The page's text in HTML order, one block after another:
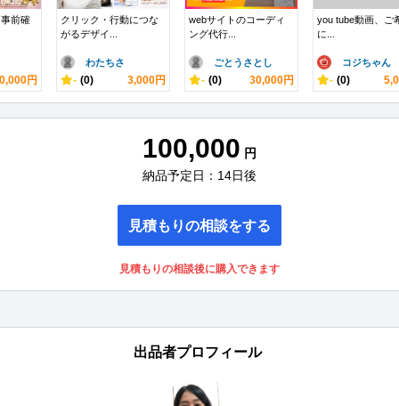
前確
円
クリック・行動につな
がるデザイ...
わたちさ
- (0) 3,000円
webサイトのコーディ
ング代行...
ごとうさとし
- (0) 30,000円
you tube動画、ご
に...
コジちゃん
- (0)
100,000 円
納品予定日：14日後
見積もりの相談をする
見積もりの相談後に購入できます
出品者プロフィール